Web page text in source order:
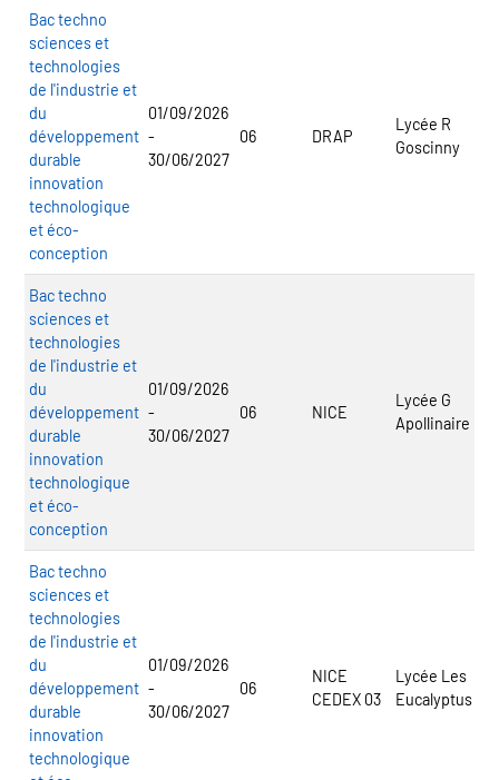
Bac techno
sciences et
technologies
de l'industrie et
du
développement
durable
innovation
technologique
et éco-
conception
01/09/2026
-
30/06/2027
06 DRAP
Lycée R
Goscinny
Bac techno
sciences et
technologies
de l'industrie et
du
développement
durable
innovation
technologique
et éco-
conception
01/09/2026
-
30/06/2027
06 NICE
Lycée G
Apollinaire
Bac techno
sciences et
technologies
de l'industrie et
du
développement
durable
innovation
technologique
01/09/2026
-
30/06/2027
06
NICE
CEDEX 03
Lycée Les
Eucalyptus